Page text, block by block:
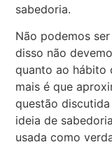
sabedoria.
Não podemos
disso não
quanto ao hábito
mais é que
questão
ideia de
usada como